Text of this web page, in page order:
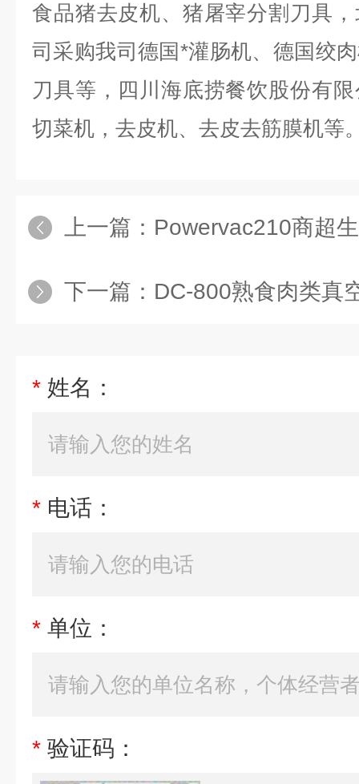
食品猪去皮机、猪屠宰分割刀具
司采购我司德国*灌肠机、德国绞
刀具等，四川海底捞餐饮股份有
切菜机，去皮机、去皮去筋膜机等
上一篇： Powervac210商超
下一篇： DC-800熟食肉类真
* 姓名：
* 电话：
* 单位：
* 验证码：